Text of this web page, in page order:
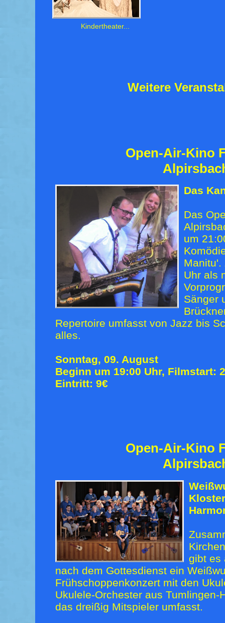
Kindertheater...
Weitere
Open-Air-Kino
Das
Das
um
Manitu'.
Uhr als
Sänger
Repertoire umfasst von Jazz bis
alles.
Sonntag, 09. August
Beginn um 19:00 Uhr, Filmstart:
Eintritt: 9€
Open-Air-Kino
gibt es
nach dem Gottesdienst ein
Frühschoppenkonzert mit den
Ukulele-Orchester aus Tumlingen-
das dreißig Mitspieler umfasst.